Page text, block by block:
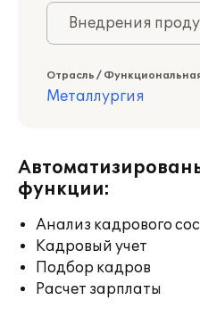
Внедрения
Отрасль /
Металлургия
функции:
Анализ кадрового
Кадровый учет
Подбор кадров
Расчет зарплаты